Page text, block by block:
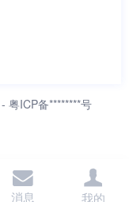
- 粤ICP备********号
消息 我的